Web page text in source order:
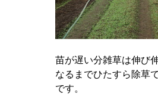
苗が遅い分雑草は伸び
なるまでひたすら除草
です。